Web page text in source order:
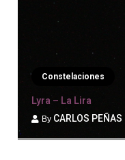
Constelaciones
Lyra – La Lira
By CARLOS PEÑAS